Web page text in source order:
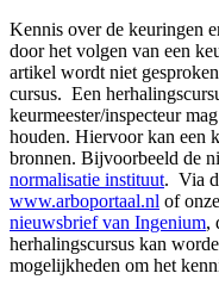
Kennis over de keuringen
door het volgen van een
artikel wordt niet
cursus. Een
keurmeester/inspecteur
houden. Hiervoor kan een
bronnen. Bijvoorbeeld de
normalisatie instituut. Via
www.arboportaal.nl of
nieuwsbrief van Ingenium,
herhalingscursus kan
mogelijkheden om het